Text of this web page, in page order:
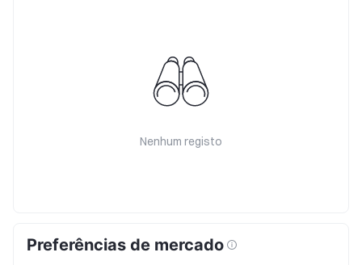
Nenhum registo
Preferências de mercado